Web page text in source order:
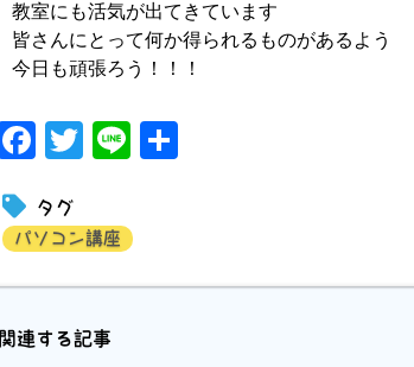
教室にも活気が出てきています
皆さんにとって何か得られるものがあるよう
今日も頑張ろう！！！
Facebook
Twitter
Line
タグ
パソコン講座
関連する記事